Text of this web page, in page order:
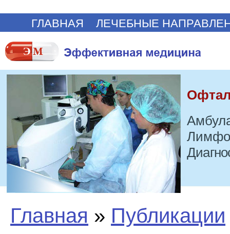
ГЛАВНАЯ ЛЕЧЕБНЫЕ
Главная » Публикации